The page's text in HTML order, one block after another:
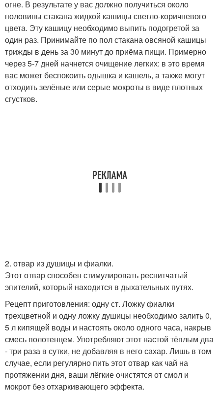
огне. В результате у вас должно получиться около
половины стакана жидкой кашицы светло-коричневого
цвета. Эту кашицу необходимо выпить подогретой за
один раз. Принимайте по пол стакана овсяной кашицы
трижды в день за 30 минут до приёма пищи. Примерно
через 5-7 дней начнется очищение легких: в это время
вас может беспокоить одышка и кашель, а также могут
отходить зелёные или серые мокроты в виде плотных
сгустков.
2. отвар из душицы и фиалки.
Этот отвар способен стимулировать реснитчатый
эпителий, который находится в дыхательных путях.
Рецепт приготовления: одну ст. Ложку фиалки
трехцветной и одну ложку душицы необходимо залить 0,
5 л кипящей воды и настоять около одного часа, накрыв
смесь полотенцем. Употребляют этот настой тёплым два
- три раза в сутки, не добавляя в него сахар. Лишь в том
случае, если регулярно пить этот отвар как чай на
протяжении дня, ваши лёгкие очистятся от смол и
мокрот без отхаркивающего эффекта.